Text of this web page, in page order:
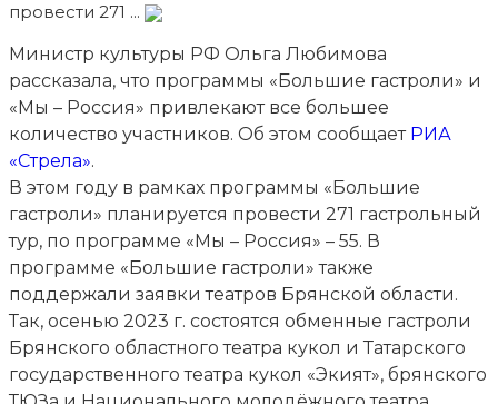
провести 271 ...
Министр культуры РФ Ольга Любимова
рассказала, что программы «Большие гастроли» и
«Мы – Россия» привлекают все большее
количество участников. Об этом сообщает РИА
«Стрела».
В этом году в рамках программы «Большие
гастроли» планируется провести 271 гастрольный
тур, по программе «Мы – Россия» – 55. В
программе «Большие гастроли» также
поддержали заявки театров Брянской области.
Так, осенью 2023 г. состоятся обменные гастроли
Брянского областного театра кукол и Татарского
государственного театра кукол «Экият», брянского